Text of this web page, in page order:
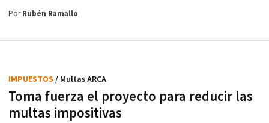
PorRubén Ramallo
Toma fuerza el proyecto para reducir las
multas impositivas
IMPUESTOS / Multas ARCA